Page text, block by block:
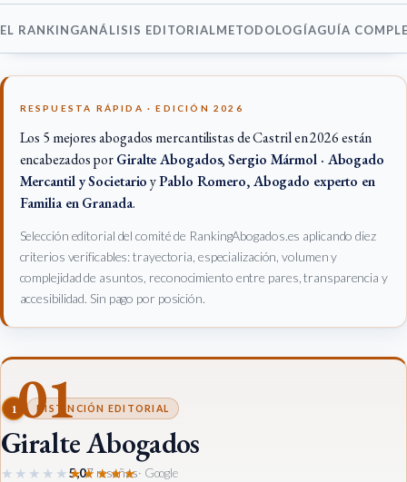
EL RANKINGANÁLISIS EDITORIALMETODOLOGÍAGUÍA
RESPUESTA RÁPIDA · EDICIÓN 2026
Los 5 mejores abogados mercantilistas de Castril en 2026 están
encabezados porGiralte Abogados,Sergio Mármol · Abogado
Mercantil y SocietarioyPablo Romero, Abogado experto en
Familia en Granada.
Selección editorial del comité de RankingAbogados.es aplicando diez
criterios verificables: trayectoria, especialización, volumen y
complejidad de asuntos, reconocimiento entre pares, transparencia y
accesibilidad. Sin pago por posición.
01
1 DISTINCIÓN EDITORIAL
Giralte Abogados
★★★★★★★★★★
5,07 reseñas· Google